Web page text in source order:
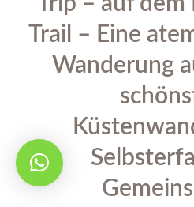
Trail – Eine
Wanderung